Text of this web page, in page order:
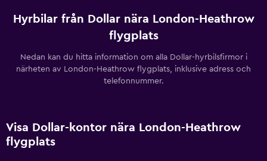
Hyrbilar från Dollar nära London-Heathrow
flygplats
Nedan kan du hitta information om alla Dollar-hyrbilsfirmor i
närheten av London-Heathrow flygplats, inklusive adress och
telefonnummer.
Visa Dollar-kontor nära London-Heathrow
flygplats